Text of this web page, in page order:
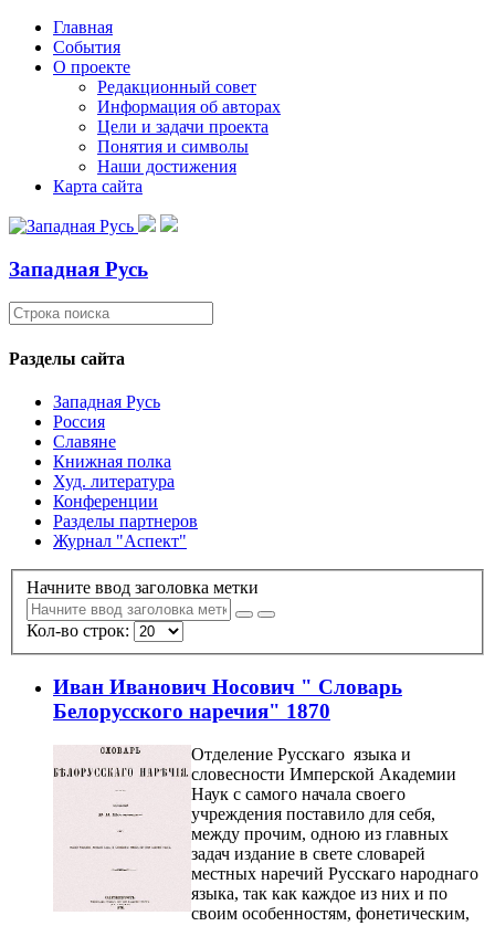
Главная
События
О проекте
Редакционный совет
Информация об авторах
Цели и задачи проекта
Понятия и символы
Наши достижения
Карта сайта
Западная Русь
Разделы сайта
Западная Русь
Россия
Славяне
Книжная полка
Худ. литература
Конференции
Разделы партнеров
Журнал "Аспект"
Начните ввод заголовка метки
Кол-во строк:
Иван Иванович Носович " Словарь
Белорусского наречия" 1870
Отделение Русскаго языка и
словесности Имперской Академии
Наук с самого начала своего
учреждения поставило для себя,
между прочим, одною из главных
задач издание в свете словарей
местных наречий Русскаго народнаго
языка, так как каждое из них и по
своим особенностям, фонетическим,